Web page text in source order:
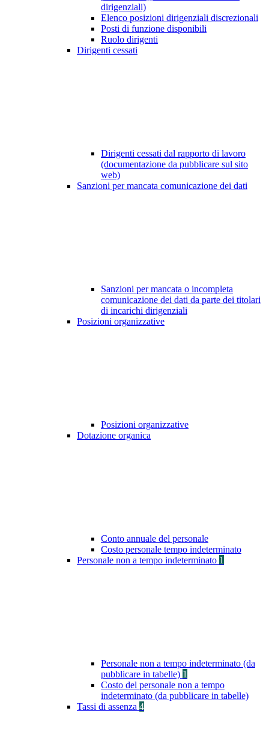
dirigenziali)
Elenco posizioni dirigenziali discrezionali
Posti di funzione disponibili
Ruolo dirigenti
Dirigenti cessati
Dirigenti cessati dal rapporto di lavoro
(documentazione da pubblicare sul sito
web)
Sanzioni per mancata comunicazione dei dati
Sanzioni per mancata o incompleta
comunicazione dei dati da parte dei titolari
di incarichi dirigenziali
Posizioni organizzative
Posizioni organizzative
Dotazione organica
Conto annuale del personale
Costo personale tempo indeterminato
Personale non a tempo indeterminato 1
Personale non a tempo indeterminato (da
pubblicare in tabelle) 1
Costo del personale non a tempo
indeterminato (da pubblicare in tabelle)
Tassi di assenza 4